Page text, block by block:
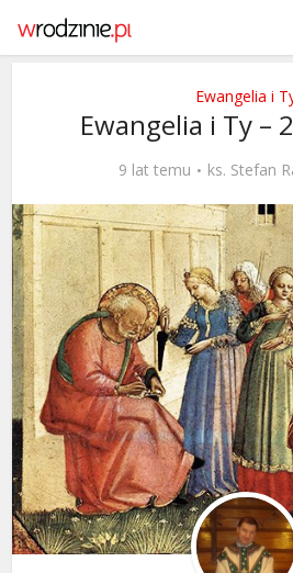
Ewangelia i
Ewangelia i Ty –
9 lat temu ks. Stefan